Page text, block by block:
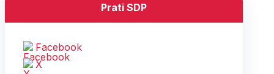
Prati SDP
Facebook
X